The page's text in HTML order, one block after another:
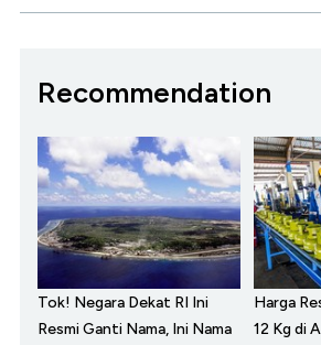
Recommendation
Tok! Negara Dekat RI Ini
Resmi Ganti Nama, Ini Nama
Harga
12 Kg di